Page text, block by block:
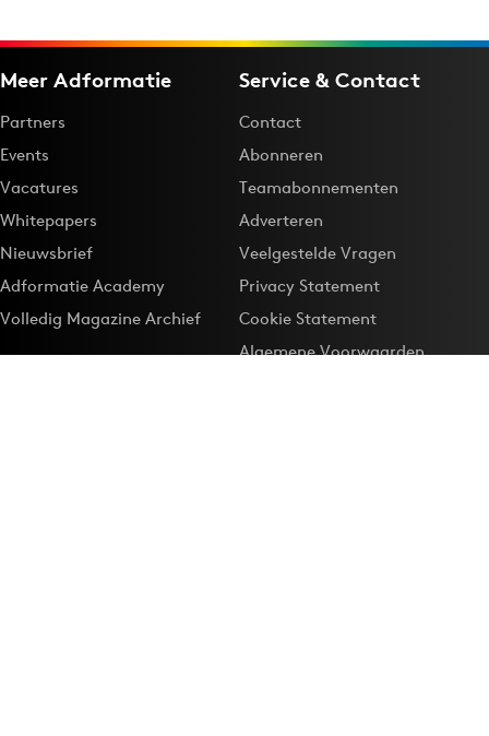
Meer Adformatie
Partners
Events
Vacatures
Whitepapers
Nieuwsbrief
Adformatie Academy
Volledig Magazine Archief
Service & Contact
Contact
Abonneren
Teamabonnementen
Adverteren
Veelgestelde Vragen
Privacy Statement
Cookie Statement
Algemene Voorwaarden